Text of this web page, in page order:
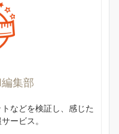
集部
などを検証し、感じた
ービス。